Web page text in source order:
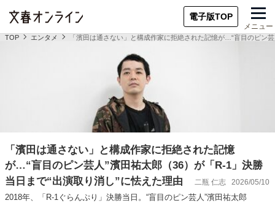
電子版TOP
メニュー
TOP エンタメ 「濱田は通さない」と構成作家に拒絶された記憶が…“盲目のピン
「濱田は通さない」と構成作家に拒絶された記憶
が…“盲目のピン芸人”濱田祐太郎（36）が「R-1」決勝
当日まで“出演取り消し”に怯えた理由
二瓶 仁志 2026/05/10
2018年、「R-1ぐらんぷり」決勝当日。“盲目のピン芸人”濱田祐太郎